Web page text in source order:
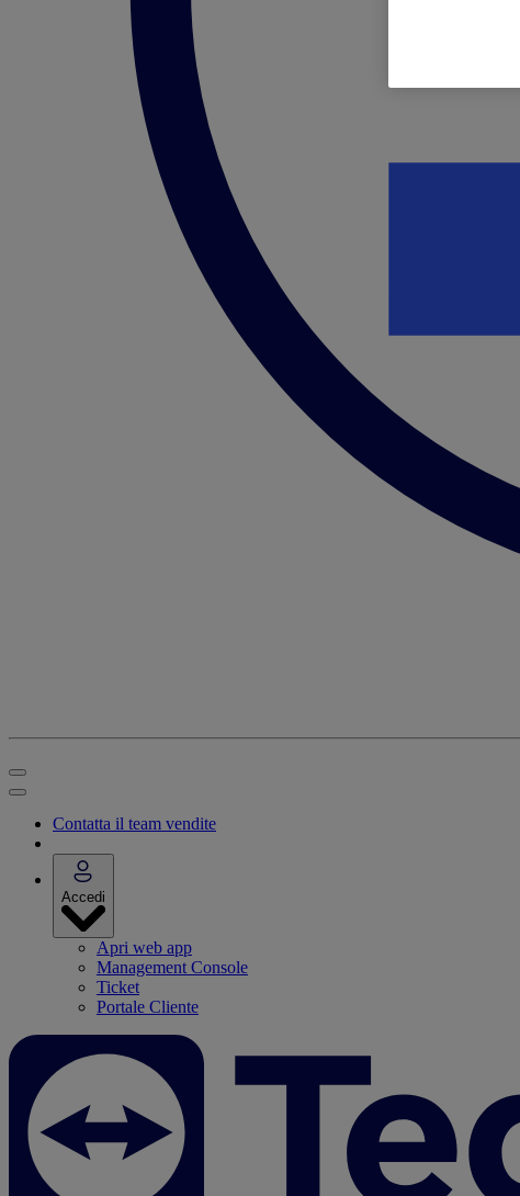
Contatta il team vendite
Accedi
Apri web app
Management Console
Ticket
Portale Cliente